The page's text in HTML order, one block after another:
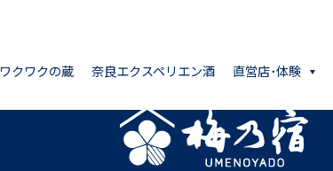
ワクワクの蔵 奈良エクスペリエン酒 直営店･体験